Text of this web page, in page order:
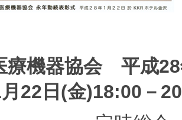
療機器協会 平成
22日(金)18:00－